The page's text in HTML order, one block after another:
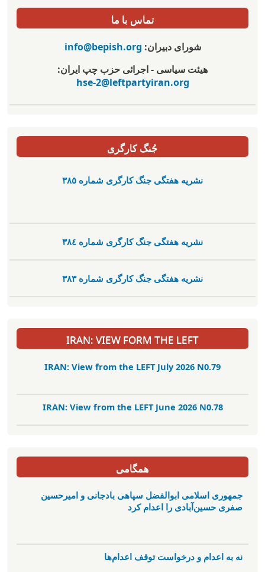
تماس با ما
شورای دبیران:info@bepish.org
هیئت سیاسی - اجرائی حزب چپ ایران:
hse-2@leftpartyiran.org
جُنگ کارگری
نشریە هفتگی جنگ کارگری شمارە ٣٨٥
نشریە هفتگی جنگ کارگری شمارە ٣٨٤
نشریە هفتگی جنگ کارگری شمارە ٣٨٣
IRAN: VIEW FORM THE LEFT
IRAN: View from the LEFT July 2026 N0.79
IRAN: View from the LEFT June 2026 N0.78
همگامی
جمهوری اسلامی ابوالفضل سپاهی بادجانی و امیرحسین
صفری حسین‌آبادی را اعدام کرد
نه به اعدام و درخواست توقف اعدام‌ها